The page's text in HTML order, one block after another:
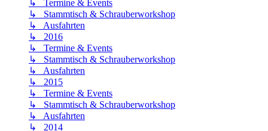
↳ Termine & Events
↳ Stammtisch & Schrauberworkshop
↳ Ausfahrten
↳ 2016
↳ Termine & Events
↳ Stammtisch & Schrauberworkshop
↳ Ausfahrten
↳ 2015
↳ Termine & Events
↳ Stammtisch & Schrauberworkshop
↳ Ausfahrten
↳ 2014